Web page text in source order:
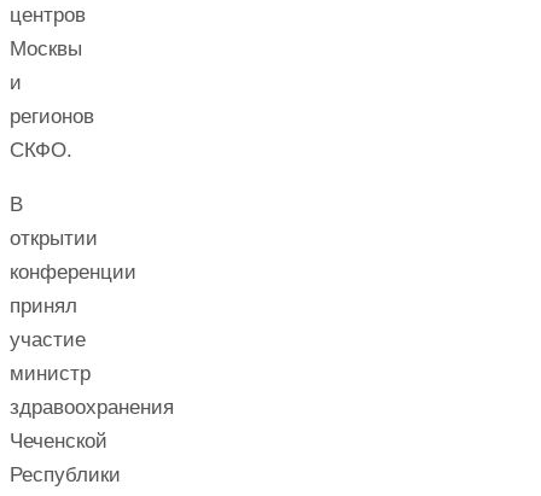
центров
Москвы
и
регионов
СКФО.
В
открытии
конференции
принял
участие
министр
здравоохранения
Чеченской
Республики